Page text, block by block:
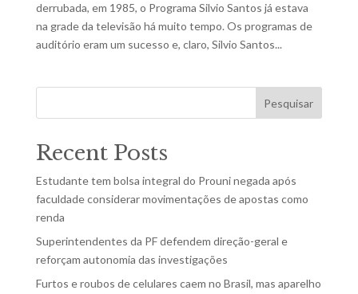
derrubada, em 1985, o Programa Silvio Santos já estava
na grade da televisão há muito tempo. Os programas de
auditório eram um sucesso e, claro, Silvio Santos...
Pesquisar
Recent Posts
Estudante tem bolsa integral do Prouni negada após
faculdade considerar movimentações de apostas como
renda
Superintendentes da PF defendem direção-geral e
reforçam autonomia das investigações
Furtos e roubos de celulares caem no Brasil, mas aparelho